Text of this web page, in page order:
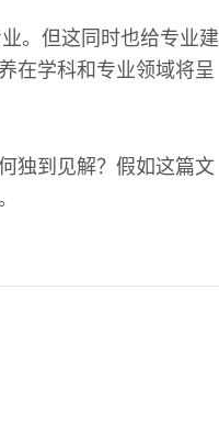
。但这同时也给专业建
在学科和专业领域将呈
独到见解？假如这篇文